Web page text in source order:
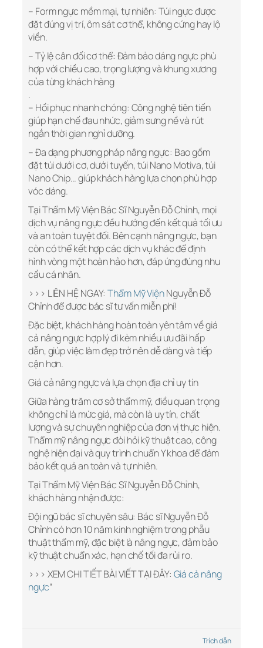
– Form ngực mềm mại, tự nhiên: Túi ngực được
đặt đúng vị trí, ôm sát cơ thể, không cứng hay lộ
viền.
– Tỷ lệ cân đối cơ thể: Đảm bảo dáng ngực phù
hợp với chiều cao, trọng lượng và khung xương
của từng khách hàng
.
– Hồi phục nhanh chóng: Công nghệ tiên tiến
giúp hạn chế đau nhức, giảm sưng nề và rút
ngắn thời gian nghỉ dưỡng.
– Đa dạng phương pháp nâng ngực: Bao gồm
đặt túi dưới cơ, dưới tuyến, túi Nano Motiva, túi
Nano Chip… giúp khách hàng lựa chọn phù hợp
vóc dáng.
Tại Thẩm Mỹ Viện Bác Sĩ Nguyễn Đỗ Chỉnh, mọi
dịch vụ nâng ngực đều hướng đến kết quả tối ưu
và an toàn tuyệt đối. Bên cạnh nâng ngực, bạn
còn có thể kết hợp các dịch vụ khác để định
hình vòng một hoàn hảo hơn, đáp ứng đúng nhu
cầu cá nhân.
>>> LIÊN HỆ NGAY:Thẩm Mỹ ViệnNguyễn Đỗ
Chỉnh để được bác sĩ tư vấn miễn phí!
Đặc biệt, khách hàng hoàn toàn yên tâm về giá
cả nâng ngực hợp lý đi kèm nhiều ưu đãi hấp
dẫn, giúp việc làm đẹp trở nên dễ dàng và tiếp
cận hơn.
Giá cả nâng ngực và lựa chọn địa chỉ uy tín
Giữa hàng trăm cơ sở thẩm mỹ, điều quan trọng
không chỉ là mức giá, mà còn là uy tín, chất
lượng và sự chuyên nghiệp của đơn vị thực hiện.
Thẩm mỹ nâng ngực đòi hỏi kỹ thuật cao, công
nghệ hiện đại và quy trình chuẩn Y khoa để đảm
bảo kết quả an toàn và tự nhiên.
Tại Thẩm Mỹ Viện Bác Sĩ Nguyễn Đỗ Chỉnh,
khách hàng nhận được:
Đội ngũ bác sĩ chuyên sâu: Bác sĩ Nguyễn Đỗ
Chỉnh có hơn 10 năm kinh nghiệm trong phẫu
thuật thẩm mỹ, đặc biệt là nâng ngực, đảm bảo
kỹ thuật chuẩn xác, hạn chế tối đa rủi ro.
>>> XEM CHI TIẾT BÀI VIẾT TẠI ĐÂY: Giá cả nâng
ngực“
Trích dẫn